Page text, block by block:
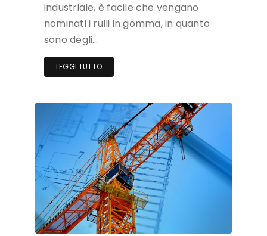
industriale, è facile che vengano
nominati i rulli in gomma, in quanto
sono degli…
LEGGI TUTTO